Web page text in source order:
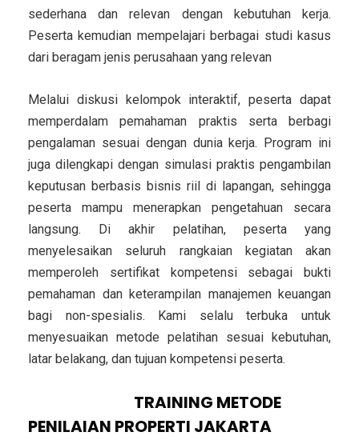
sederhana dan relevan dengan kebutuhan kerja.
Peserta kemudian mempelajari berbagai studi kasus
dari beragam jenis perusahaan yang relevan
Melalui diskusi kelompok interaktif, peserta dapat
memperdalam pemahaman praktis serta berbagi
pengalaman sesuai dengan dunia kerja. Program ini
juga dilengkapi dengan simulasi praktis pengambilan
keputusan berbasis bisnis riil di lapangan, sehingga
peserta mampu menerapkan pengetahuan secara
langsung. Di akhir pelatihan, peserta yang
menyelesaikan seluruh rangkaian kegiatan akan
memperoleh sertifikat kompetensi sebagai bukti
pemahaman dan keterampilan manajemen keuangan
bagi non-spesialis. Kami selalu terbuka untuk
menyesuaikan metode pelatihan sesuai kebutuhan,
latar belakang, dan tujuan kompetensi peserta.
TRAINING METODE
PENILAIAN PROPERTI JAKARTA